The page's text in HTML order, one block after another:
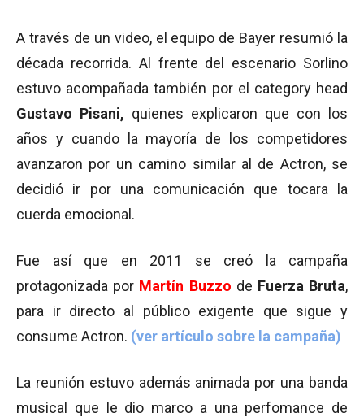
A través de un video, el equipo de Bayer resumió la
década recorrida. Al frente del escenario Sorlino
estuvo acompañada también por el category head
Gustavo Pisani, quienes explicaron que con los
años y cuando la mayoría de los competidores
avanzaron por un camino similar al de Actron, se
decidió ir por una comunicación que tocara la
cuerda emocional.
Fue así que en 2011 se creó la campaña
protagonizada por Martín Buzzo de Fuerza Bruta,
para ir directo al público exigente que sigue y
consume Actron. (ver artículo sobre la campaña)
La reunión estuvo además animada por una banda
musical que le dio marco a una perfomance de